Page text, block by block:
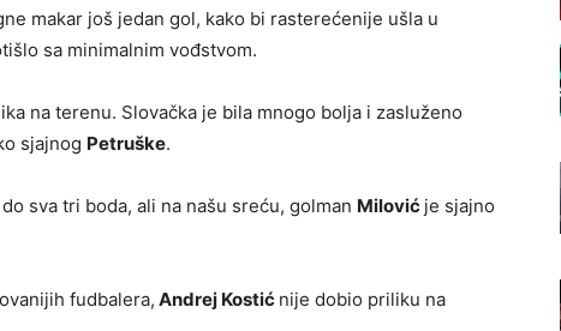
makar još jedan gol, kako bi rasterećenije ušla u
sa minimalnim vođstvom.
na terenu. Slovačka je bila mnogo bolja i zasluženo
sjajnog Petruške.
sva tri boda, ali na našu sreću, golman Milović je sjajno
fudbalera, Andrej Kostić nije dobio priliku na